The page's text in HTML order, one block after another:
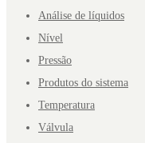
Análise de líquidos
Nível
Pressão
Produtos do sistema
Temperatura
Válvula